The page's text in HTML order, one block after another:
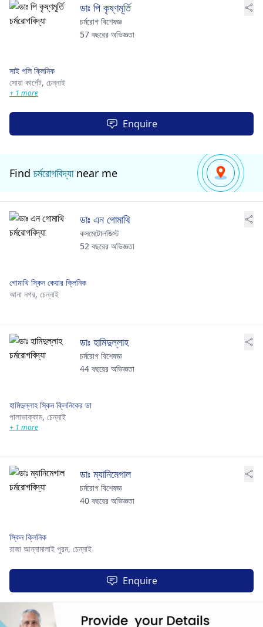
ডাঃ পি কৃষ্ণমূর্তি
চর্মরোগ বিশেষজ্ঞ
57 বছরের অভিজ্ঞতা
সাই পলি ক্লিনিক
সোয়া কার্পেট, চেন্নাই
+ 1 more
Enquire
Find চর্মরোগবিদ্যাnear me
ডাঃ এন গোমাথি
কসমেটোলজিস্ট
52 বছরের অভিজ্ঞতা
গোমাথি স্কিন কেয়ার ক্লিনিক
আনা নগর, চেন্নাই
ডাঃ হামিদুল্লাহ
চর্মরোগ বিশেষজ্ঞ
44 বছরের অভিজ্ঞতা
হামিদুল্লাহ স্কিন ক্লিনিকের ডা
পালাভাক্কাম, চেন্নাই
+ 1 more
ডাঃ ম্যানিমেগাল
চর্মরোগ বিশেষজ্ঞ
40 বছরের অভিজ্ঞতা
স্কিন ক্লিনিক
রাজা আন্নামালাই পুরম, চেন্নাই
Enquire